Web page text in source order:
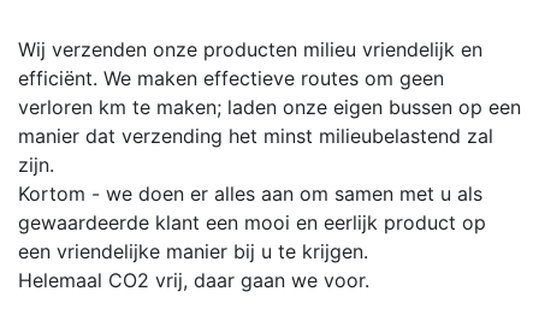
Wij verzenden onze producten milieu vriendelijk en
efficiënt. We maken effectieve routes om geen
verloren km te maken; laden onze eigen bussen op een
manier dat verzending het minst milieubelastend zal
zijn.
Kortom - we doen er alles aan om samen met u als
gewaardeerde klant een mooi en eerlijk product op
een vriendelijke manier bij u te krijgen.
Helemaal CO2 vrij, daar gaan we voor.